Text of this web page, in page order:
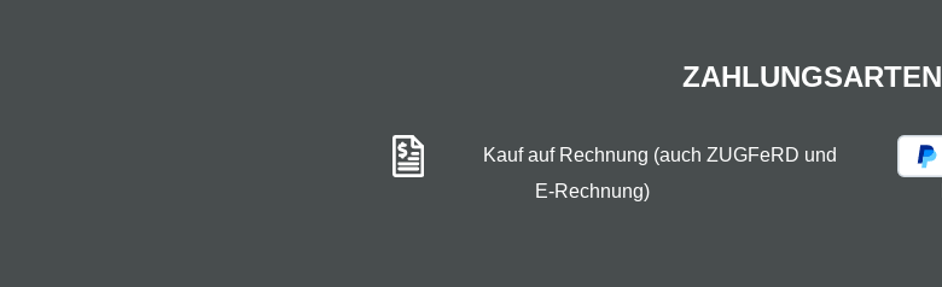
ZAHLUNGSARTEN
Kauf auf Rechnung (auch ZUGFeRD und
E-Rechnung)